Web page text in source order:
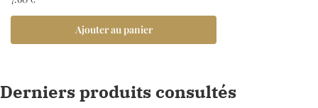
Ajouter au panier
Derniers produits consultés